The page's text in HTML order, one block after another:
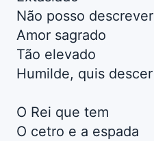
Não posso descrever
Amor sagrado
Tão elevado
Humilde, quis descer
O Rei que tem
O cetro e a espada